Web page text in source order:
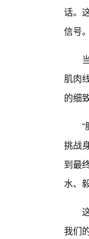
话。
信号。
肌肉
的细
挑战
到最
水、
我们